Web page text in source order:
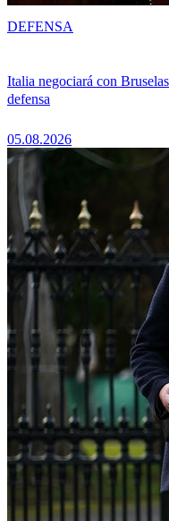
Italia negociará con
defensa
05.08.2026
DEFENSA